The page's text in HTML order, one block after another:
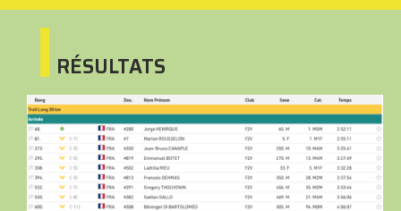
RÉSULTATS